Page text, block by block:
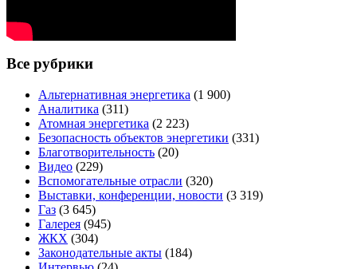
Все рубрики
Альтернативная энергетика (1 900)
Аналитика (311)
Атомная энергетика (2 223)
Безопасность объектов энергетики (331)
Благотворительность (20)
Видео (229)
Вспомогательные отрасли (320)
Выставки, конференции, новости (3 319)
Газ (3 645)
Галерея (945)
ЖКХ (304)
Законодательные акты (184)